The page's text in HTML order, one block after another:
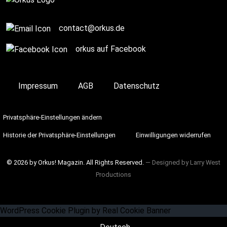
contact@orkus.de
orkus auf Facebook
Impressum AGB Datenschutz
Privatsphäre-Einstellungen ändern
Historie der Privatsphäre-Einstellungen Einwilligungen widerrufen
© 2026 by Orkus! Magazin. All Rights Reserved. ― Designed by Larry West
Productions
WordPress Cookie Plugin by Real Cookie Banner